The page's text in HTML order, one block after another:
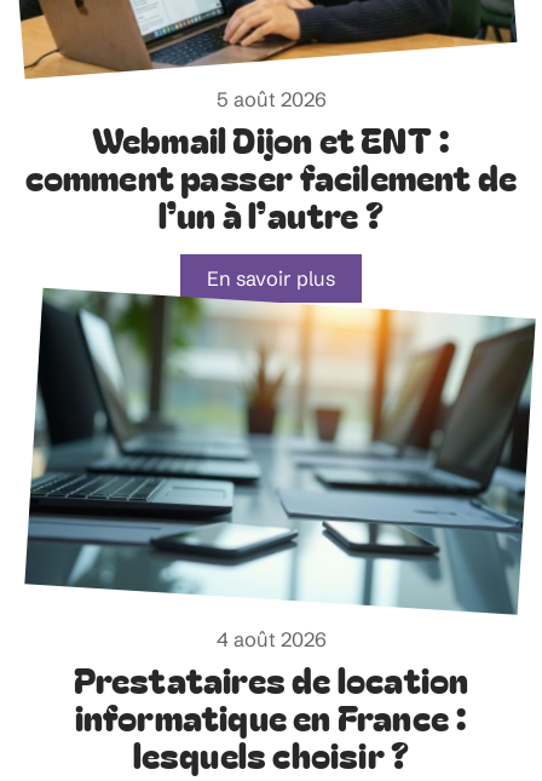
5 août 2026
Webmail Dijon et ENT :
comment passer facilement de
l’un à l’autre ?
En savoir plus
4 août 2026
Prestataires de location
informatique en France :
lesquels choisir ?